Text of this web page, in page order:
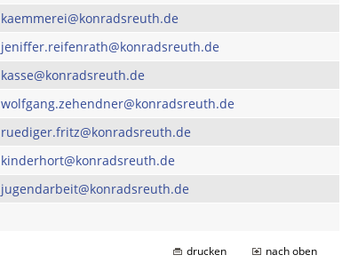
kaemmerei@konradsreuth.de
jeniffer.reifenrath@konradsreuth.de
kasse@konradsreuth.de
wolfgang.zehendner@konradsreuth.de
ruediger.fritz@konradsreuth.de
kinderhort@konradsreuth.de
jugendarbeit@konradsreuth.de
drucken nach oben